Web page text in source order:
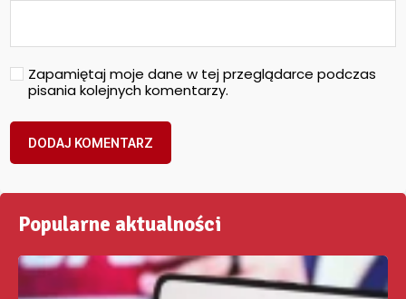
Zapamiętaj moje dane w tej przeglądarce podczas
pisania kolejnych komentarzy.
Popularne aktualności